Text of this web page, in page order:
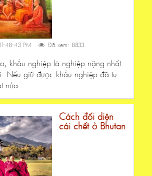
PM
Đã xem: 8833
khẩu nghiệp là nghiệp nặng nhất
Nếu giữ được khẩu nghiệp đã tu
nửa
Cách đối diện
cái chết ở Bhutan